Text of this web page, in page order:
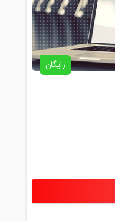
رایگان